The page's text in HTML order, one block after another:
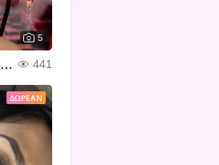
5
💋 Pretty Little Patriot 💙❤🤍✨ 441
ΔΩΡΕΆΝ